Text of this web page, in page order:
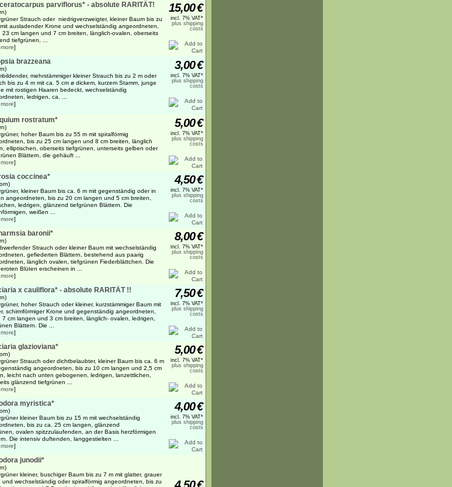
parviflorus* - absolute RARITÄT!
Strauch oder niedrigverzweigter, kleiner Baum bis zu
ausladender Krone und wechselständig angeordneten,
23 cm langen und 7 cm breiten, länglich-ovalen, oberseits
tiefgrünen, ...
]
15,00€
incl. 7% VAT*
plus shipping
costs
brazzeana
mehrstämmiger kleiner Strauch bis zu 2 m oder
bis zu 4 m mit ca. 5 cm ø dickem, kurzem Stamm, junge
mit rostigen Haaren bedeckt, wechselständig
ledrigen, ca. ...
]
3,00€
incl. 7% VAT*
plus shipping
costs
rostratum*
hoher Baum bis zu 55 m mit spiralförmig
bis zu 25 cm langen und 8 cm breiten, länglich
elliptischen, oberseits tiefgrünen, unterseits gelben oder
Blättern, die gehäuft ...
]
5,00€
incl. 7% VAT*
plus shipping
costs
coccinea*
kleiner Baum bis ca. 6 m mit gegenständig oder in
angeordneten, bis zu 20 cm langen und 5 cm breiten,
ledrigen, glänzend tiefgrünen Blättern. Die
weißen ...
]
4,50€
incl. 7% VAT*
plus shipping
costs
baronii*
Strauch oder kleiner Baum mit wechselständig
gefiederten Blättern, bestehend aus paarig
länglich ovalen, tiefgrünen Fiederblättchen. Die
Blüten erscheinen in ...
]
8,00€
incl. 7% VAT*
plus shipping
costs
x cauliflora* - absolute RARITÄT !!
hoher Strauch oder kleiner, kurzstämmiger Baum mit
schirmförmiger Krone und gegenständig angeordneten,
7 cm langen und 3 cm breiten, länglich- ovalen, ledrigen,
Blättern. Die ...
]
7,50€
incl. 7% VAT*
plus shipping
costs
glazioviana*
Strauch oder dichtbelaubter, kleiner Baum bis ca. 6 m
angeordneten, bis zu 10 cm langen und 2,5 cm
leicht nach unten gebogenen, ledrigen, lanzettlichen,
glänzend tiefgrünen ...
]
5,00€
incl. 7% VAT*
plus shipping
costs
myristica*
kleiner Baum bis zu 15 m mit wechselständig
bis zu ca. 25 cm langen, glänzend
ovalen spitzzulaufenden, an der Basis herzförmigen
Die intensiv duftenden, langgestielten ...
]
4,00€
incl. 7% VAT*
plus shipping
costs
junodii*
kleiner, buschiger Baum bis zu 7 m mit glatter, grauer
und wechselständig oder spiralförmig angeordneten, bis zu